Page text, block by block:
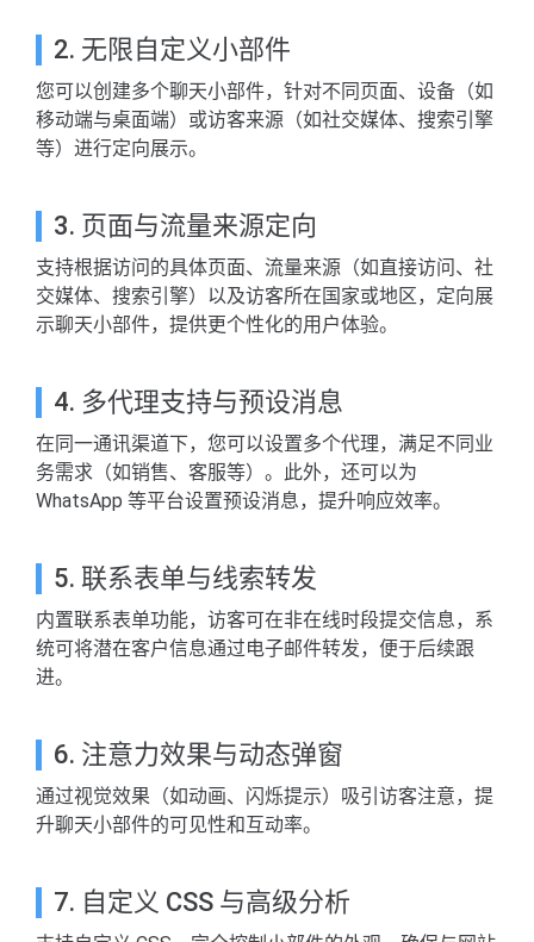
2. 无限自定义小部件
您可以创建多个聊天小部件，针对不同页面、设备（如
移动端与桌面端）或访客来源（如社交媒体、搜索引擎
等）进行定向展示。
3. 页面与流量来源定向
支持根据访问的具体页面、流量来源（如直接访问、社
交媒体、搜索引擎）以及访客所在国家或地区，定向展
示聊天小部件，提供更个性化的用户体验。
4. 多代理支持与预设消息
在同一通讯渠道下，您可以设置多个代理，满足不同业
务需求（如销售、客服等）。此外，还可以为
WhatsApp 等平台设置预设消息，提升响应效率。
5. 联系表单与线索转发
内置联系表单功能，访客可在非在线时段提交信息，系
统可将潜在客户信息通过电子邮件转发，便于后续跟
进。
6. 注意力效果与动态弹窗
通过视觉效果（如动画、闪烁提示）吸引访客注意，提
升聊天小部件的可见性和互动率。
7. 自定义 CSS 与高级分析